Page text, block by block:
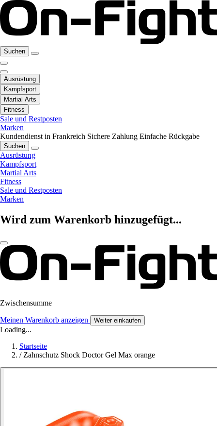
Suchen
Ausrüstung
Kampfsport
Martial Arts
Fitness
Sale und Restposten
Marken
Kundendienst in Frankreich Sichere Zahlung Einfache Rückgabe
Suchen
Ausrüstung
Kampfsport
Martial Arts
Fitness
Sale und Restposten
Marken
Wird zum Warenkorb hinzugefügt...
Zwischensumme
Meinen Warenkorb anzeigen Weiter einkaufen
Loading...
Startseite
/ Zahnschutz Shock Doctor Gel Max orange